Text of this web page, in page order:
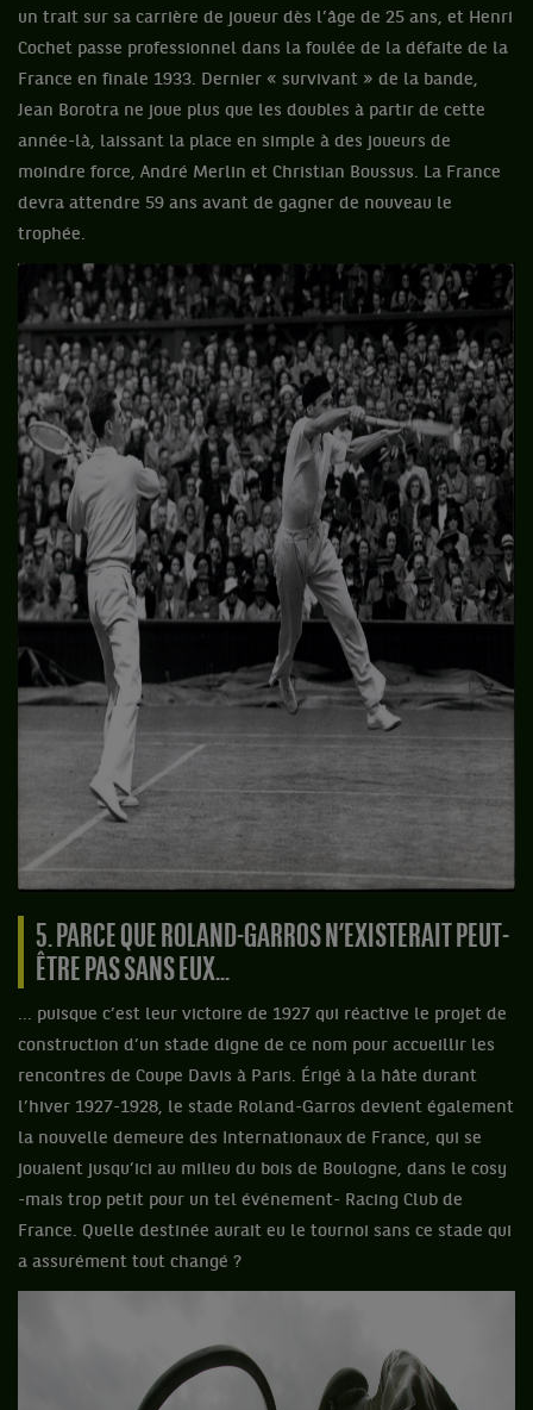
un trait sur sa carrière de joueur dès l’âge de 25 ans, et Henri
Cochet passe professionnel dans la foulée de la défaite de la
France en finale 1933. Dernier « survivant » de la bande,
Jean Borotra ne joue plus que les doubles à partir de cette
année-là, laissant la place en simple à des joueurs de
moindre force, André Merlin et Christian Boussus. La France
devra attendre 59 ans avant de gagner de nouveau le
trophée.
5. PARCE QUE ROLAND-GARROS N’EXISTERAIT PEUT-
ÊTRE PAS SANS EUX...
... puisque c’est leur victoire de 1927 qui réactive le projet de
construction d’un stade digne de ce nom pour accueillir les
rencontres de Coupe Davis à Paris. Érigé à la hâte durant
l’hiver 1927-1928, le stade Roland-Garros devient également
la nouvelle demeure des Internationaux de France, qui se
jouaient jusqu’ici au milieu du bois de Boulogne, dans le cosy
-mais trop petit pour un tel événement- Racing Club de
France. Quelle destinée aurait eu le tournoi sans ce stade qui
a assurément tout changé ?